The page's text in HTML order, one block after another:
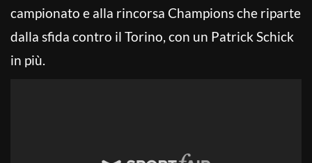
campionato e alla rincorsa Champions che riparte
dalla sfida contro il Torino, con un Patrick Schick
in più.